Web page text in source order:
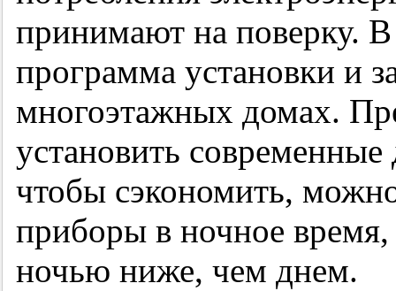
принимают на поверку. В
программа установки и
многоэтажных домах.
установить
чтобы сэкономить,
приборы в ночное время,
ночью ниже, чем днем.